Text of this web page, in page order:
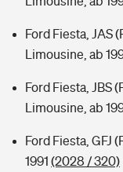
Ford Fiesta, JAS
Limousine, ab
Ford Fiesta, JBS
Limousine, ab
Ford Fiesta, GFJ
1991 (2028 / 320)